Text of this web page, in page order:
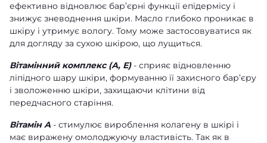
ефективно відновлює бар’єрні функції епідермісу і
знижує зневоднення шкіри. Масло глибоко проникає в
шкіру і утримує вологу. Тому може застосовуватися як
для догляду за сухою шкірою, що лущиться.
Вітамінний комплекс (А, Е) - сприяє відновленню
ліпідного шару шкіри, формуванню її захисного бар’єру
і зволоженню шкіри, захищаючи клітини від
передчасного старіння.
Вітамін А - стимулює вироблення колагену в шкірі і
має виражену омолоджуючу властивість. Так як в